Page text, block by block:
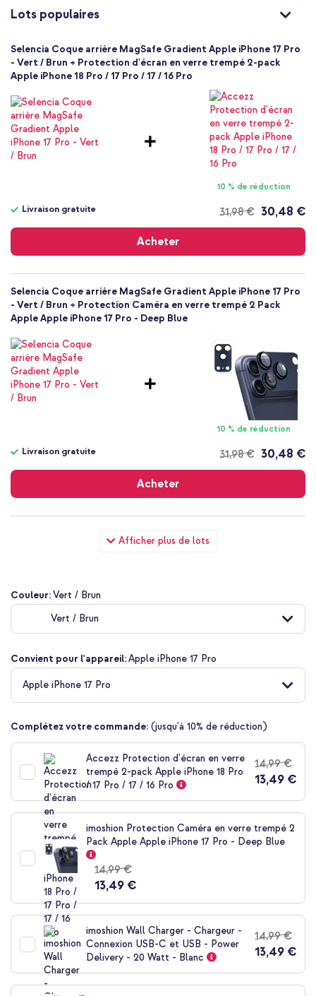
Couleur:Vert / Brun
Vert / Brun
Convient pour l'appareil:Apple iPhone 17 Pro
Apple iPhone 17 Pro
Complétez votre commande: (jusqu'à 10% de réduction)
Accezz Protection d'écran en verre
trempé 2-pack Apple iPhone 18 Pro
/ 17 Pro / 17 / 16 Pro
14,99 €
13,49 €
imoshion Protection Caméra en verre trempé 2
Pack Apple Apple iPhone 17 Pro - Deep Blue
14,99 €
13,49 €
imoshion Wall Charger - Chargeur -
Connexion USB-C et USB - Power
Delivery - 20 Watt - Blanc
14,99 €
13,49 €
Non
8721322328024
Selencia
Multicolore
TPU
Apple
Lots populaires
Afficher plus de lots
Selencia Coque arrière MagSafe Gradient Apple iPhone 17 Pro
- Vert / Brun + Protection d'écran en verre trempé 2-pack
Apple iPhone 18 Pro / 17 Pro / 17 / 16 Pro
10 % de réduction
31,98 €
Livraison gratuite 30,48 €
Acheter
gratuite
Selencia Coque arrière MagSafe Gradient Apple iPhone 17 Pro
- Vert / Brun + Protection Caméra en verre trempé 2 Pack
Apple Apple iPhone 17 Pro - Deep Blue
10 % de réduction
31,98 €
Livraison gratuite 30,48 €
Acheter
gratuite
Selencia Coque arrière MagSafe Gradient Apple iPhone 17 Pro
- Vert / Brun + Wall Charger - Chargeur - Connexion USB-C et
10 % de réduction
Livraison gratuite 30,48 €
Acheter
gratuite
Selencia Coque arrière MagSafe Gradient Apple iPhone 17 Pro
- Vert / Brun + Support de téléphone à ventouses MagSafe -
Olive Dust
20 % de réduction
30,98 €
Livraison gratuite 28,18 €
Livraison
gratuite